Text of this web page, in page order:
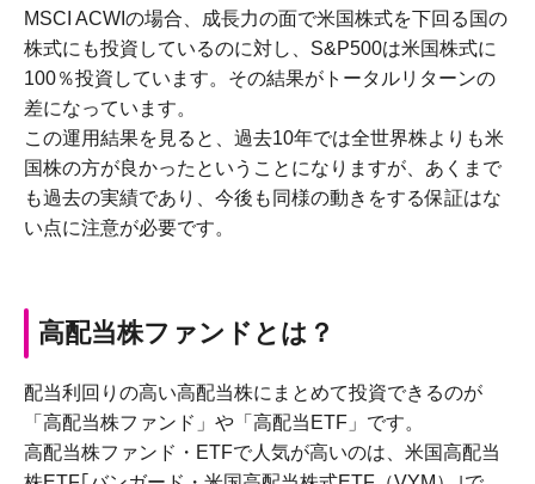
MSCI ACWIの場合、成長力の面で米国株式を下回る国の
株式にも投資しているのに対し、S&P500は米国株式に
100％投資しています。その結果がトータルリターンの
差になっています。
この運用結果を見ると、過去10年では全世界株よりも米
国株の方が良かったということになりますが、あくまで
も過去の実績であり、今後も同様の動きをする保証はな
い点に注意が必要です。
高配当株ファンドとは？
配当利回りの高い高配当株にまとめて投資できるのが
「高配当株ファンド」や「高配当ETF」です。
高配当株ファンド・ETFで人気が高いのは、米国高配当